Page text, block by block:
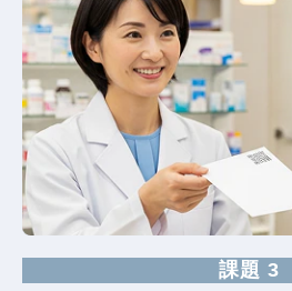
課題 3